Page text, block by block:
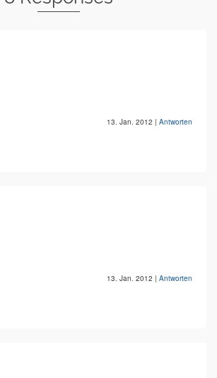
13. Jan. 2012 | Antworten
13. Jan. 2012 | Antworten